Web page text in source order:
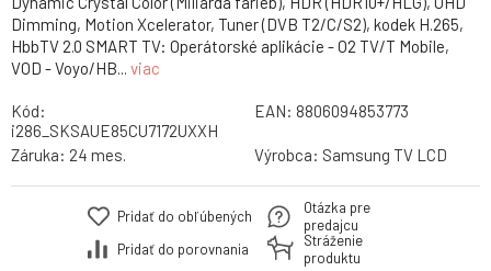
Dimming, Motion Xcelerator, Tuner (DVB T2/C/S2), kodek H.265,
HbbTV 2.0 SMART TV: Operátorské aplikácie - O2 TV/T Mobile,
VOD - Voyo/HB... viac
Kód:
i286_SKSAUE85CU7172UXXH
EAN: 8806094853773
Záruka: 24 mes. Výrobca: Samsung TV LCD
Pridať do obľúbených
Pridať do porovnania
Otázka pre
predajcu
Stráženie
produktu